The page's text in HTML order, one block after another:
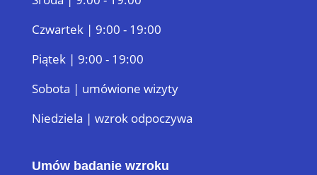
Czwartek | 9:00 - 19:00
Piątek | 9:00 - 19:00
Sobota | umówione wizyty
Niedziela | wzrok odpoczywa
Umów badanie wzroku